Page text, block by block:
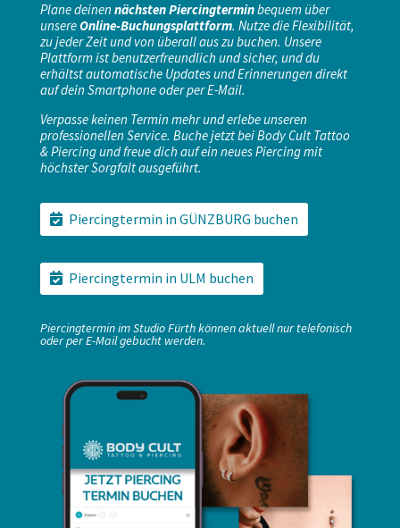
Plane deinen nächsten Piercingterminbequem über
unsereOnline-Buchungsplattform. Nutze die Flexibilität,
zu jeder Zeit und von überall aus zu buchen. Unsere
Plattform ist benutzerfreundlich und sicher, und du
erhältst automatische Updates und Erinnerungen direkt
auf dein Smartphone oder per E-Mail.
Verpasse keinen Termin mehr und erlebe unseren
professionellen Service. Buche jetzt bei Body Cult Tattoo
& Piercing und freue dich auf ein neues Piercing mit
höchster Sorgfalt ausgeführt.
Piercingtermin in GÜNZBURG buchen
Piercingtermin in ULM buchen
Piercingtermin im Studio Fürth können aktuell nur telefonisch
oder per E-Mail gebucht werden.